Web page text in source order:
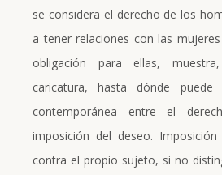
se considera el derecho de los
a tener relaciones con las
obligación para ellas,
caricatura, hasta dónde
contemporánea entre el
imposición del deseo.
contra el propio sujeto, si no